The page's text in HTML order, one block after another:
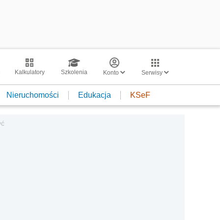
Kalkulatory Szkolenia Konto Serwisy
Nieruchomości Edukacja KSeF